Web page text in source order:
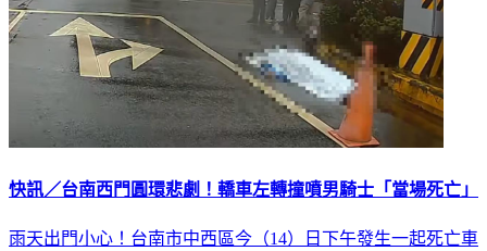
快訊／台南西門圓環悲劇！轎車左轉撞噴男騎士「當場死亡」
雨天出門小心！台南市中西區今（14）日下午發生一起死亡車